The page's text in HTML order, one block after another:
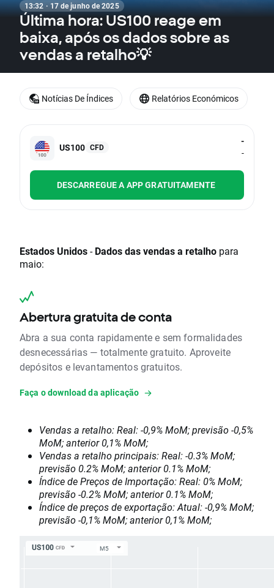
13:32 · 17 de junho de 2025
Última hora: US100 reage em
baixa, após os dados sobre as
vendas a retalho💡
US100 CFD
-
-
DESCARREGUE A APP GRATUITAMENTE
Estados Unidos-Dados das vendas a retalho para
maio:
Abertura gratuita de conta
Abra a sua conta rapidamente e sem formalidades
desnecessárias — totalmente gratuito. Aproveite
depósitos e levantamentos gratuitos.
Faça o download da aplicação
Vendas a retalho: Real: -0,9% MoM; previsão -0,5%
MoM; anterior 0,1% MoM;
Vendas a retalho principais: Real: -0.3% MoM;
previsão 0.2% MoM; anterior 0.1% MoM;
Índice de Preços de Importação: Real: 0% MoM;
previsão -0.2% MoM; anterior 0.1% MoM;
Índice de preços de exportação: Atual: -0,9% MoM;
previsão -0,1% MoM; anterior 0,1% MoM;
Notícias De Índices Relatórios Económicos